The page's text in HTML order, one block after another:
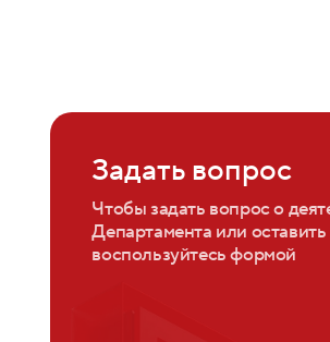
Задать вопрос
Чтобы задать вопрос о
Департамента или
воспользуйтесь формой